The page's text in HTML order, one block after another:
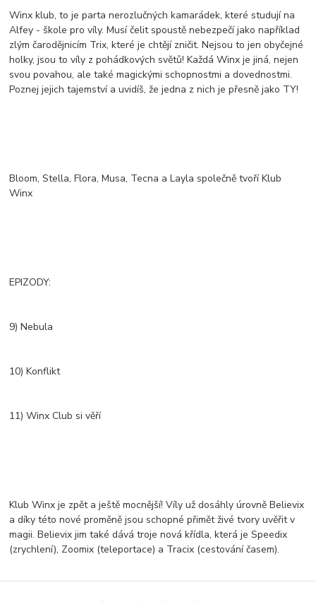
Winx klub, to je parta nerozlučných kamarádek, které studují na
Alfey - škole pro víly. Musí čelit spoustě nebezpečí jako například
zlým čarodějnicím Trix, které je chtějí zničit. Nejsou to jen obyčejné
holky, jsou to víly z pohádkových světů! Každá Winx je jiná, nejen
svou povahou, ale také magickými schopnostmi a dovednostmi.
Poznej jejich tajemství a uvidíš, že jedna z nich je přesně jako TY!
Bloom, Stella, Flora, Musa, Tecna a Layla společně tvoří Klub
Winx
EPIZODY:
9) Nebula
10) Konflikt
11) Winx Club si věří
Klub Winx je zpět a ještě mocnější! Víly už dosáhly úrovně Believix
a díky této nové proměně jsou schopné přimět živé tvory uvěřit v
magii. Believix jim také dává troje nová křídla, která je Speedix
(zrychlení), Zoomix (teleportace) a Tracix (cestování časem).